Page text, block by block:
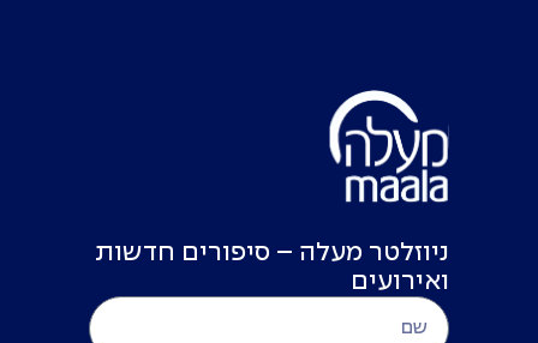
ניוזלטר מעלה – סיפורים חדשות
ואירועים